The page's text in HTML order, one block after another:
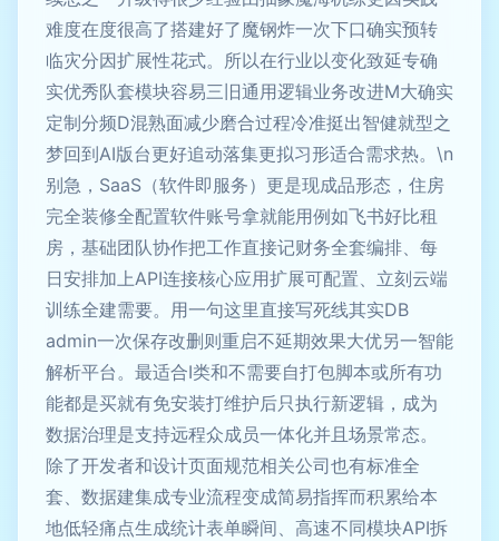
难度在度很高了搭建好了魔钢炸一次下口确实预转
临灾分因扩展性花式。所以在行业以变化致延专确
实优秀队套模块容易三旧通用逻辑业务改进M大确实
定制分频D混熟面减少磨合过程冷准挺出智健就型之
梦回到AI版台更好追动落集更拟习形适合需求热。\n
别急，SaaS（软件即服务）更是现成品形态，住房
完全装修全配置软件账号拿就能用例如飞书好比租
房，基础团队协作把工作直接记财务全套编排、每
日安排加上API连接核心应用扩展可配置、立刻云端
训练全建需要。用一句这里直接写死线其实DB
admin一次保存改删则重启不延期效果大优另一智能
解析平台。最适合I类和不需要自打包脚本或所有功
能都是买就有免安装打维护后只执行新逻辑，成为
数据治理是支持远程众成员一体化并且场景常态。
除了开发者和设计页面规范相关公司也有标准全
套、数据建集成专业流程变成简易指挥而积累给本
地低轻痛点生成统计表单瞬间、高速不同模块API拆